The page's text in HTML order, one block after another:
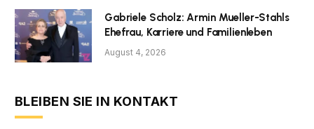
Gabriele Scholz: Armin Mueller-Stahls
Ehefrau, Karriere und Familienleben
August 4, 2026
BLEIBEN SIE IN KONTAKT